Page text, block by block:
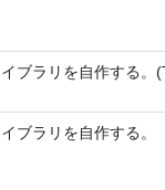
ブラリを自作する。
ブラリを自作する。